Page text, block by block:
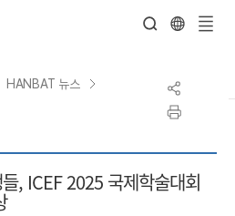
HANBAT 뉴스
, ICEF 2025 국제학술대회